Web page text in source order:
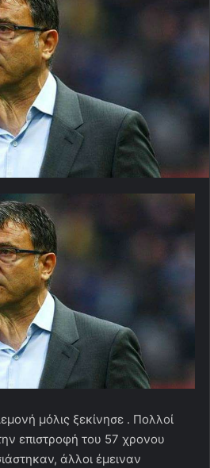
μόλις ξεκίνησε . Πολλοί
επιστροφή του 57 χρονου
άλλοι έμειναν